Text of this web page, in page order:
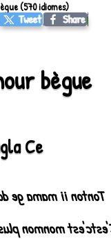
bègue
Ce
lala glagla Ce !
beaubeau popo
(570 idiomes)